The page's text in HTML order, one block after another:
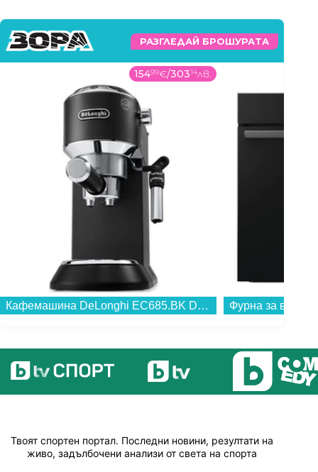
РАЗГЛЕДАЙ БРОШУРАТА
15499€/30314лв.
Твоят спортен портал. Последни новини, резултати на
живо, задълбочени анализи от света на спорта